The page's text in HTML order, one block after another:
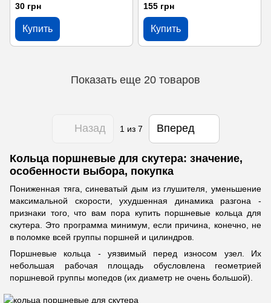
30 грн
Купить
155 грн
Купить
Показать еще 20 товаров
Назад 1 из 7 Вперед
Кольца поршневые для скутера: значение,
особенности выбора, покупка
Пониженная тяга, синеватый дым из глушителя, уменьшение
максимальной скорости, ухудшенная динамика разгона -
признаки того, что вам пора купить поршневые кольца для
скутера. Это программа минимум, если причина, конечно, не
в поломке всей группы поршней и цилиндров.
Поршневые кольца - уязвимый перед износом узел. Их
небольшая рабочая площадь обусловлена геометрией
поршневой группы мопедов (их диаметр не очень большой).